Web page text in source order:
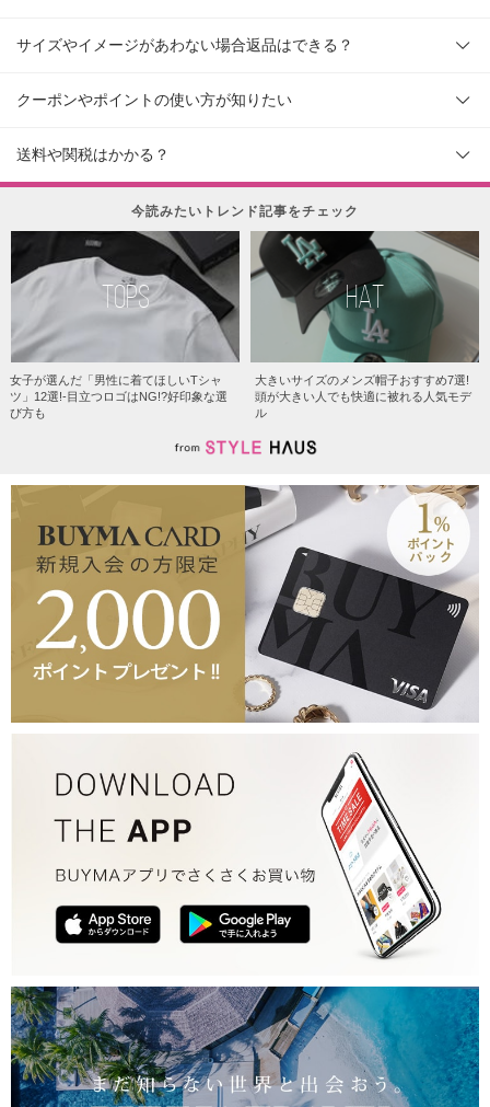
サイズやイメージがあわない場合返品はできる？
クーポンやポイントの使い方が知りたい
送料や関税はかかる？
今読みたいトレンド記事をチェック
TOPS
女子が選んだ「男性に着てほしいTシャ
ツ」12選!-目立つロゴはNG!?好印象な選
び方も
HAT
大きいサイズのメンズ帽子おすすめ7選!
頭が大きい人でも快適に被れる人気モデ
ル